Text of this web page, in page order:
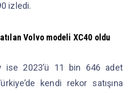
izledi.
Volvo modeli XC40 oldu
ise 2023’ü 11 bin 646 adet
kendi rekor satışına